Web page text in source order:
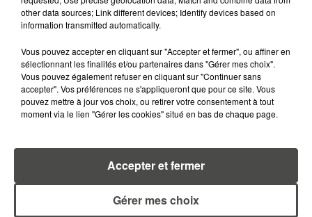
Afficher l'élément
LA RADIO INFOS
PODCASTS
RENDEZ-VOUS
PUBLICITÉ
other data sources; Link different devices; Identify devices based on
information transmitted automatically.
Vous pouvez accepter en cliquant sur "Accepter et fermer", ou affiner en
sélectionnant les finalités et/ou partenaires dans "Gérer mes choix".
Vous pouvez également refuser en cliquant sur "Continuer sans
accepter". Vos préférences ne s'appliqueront que pour ce site. Vous
pouvez mettre à jour vos choix, ou retirer votre consentement à tout
moment via le lien "Gérer les cookies" situé en bas de chaque page.
Gérer mes choix
Accepter et fermer